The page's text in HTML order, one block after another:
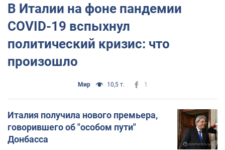
В Италии на фоне пандемии
COVID-19 вспыхнул
политический кризис: что
произошло
Мир 10,5 т. 1
Италия получила нового премьера,
говорившего об "особом пути"
Донбасса